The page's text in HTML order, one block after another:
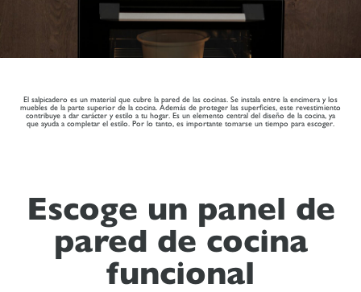
El salpicadero es un material que cubre la pared de las cocinas. Se instala entre la encimera y los
muebles de la parte superior de la cocina. Además de proteger las superficies, este revestimiento
contribuye a dar carácter y estilo a tu hogar. Es un elemento central del diseño de la cocina, ya
que ayuda a completar el estilo. Por lo tanto, es importante tomarse un tiempo para escoger.
Escoge un panel de
pared de cocina
funcional